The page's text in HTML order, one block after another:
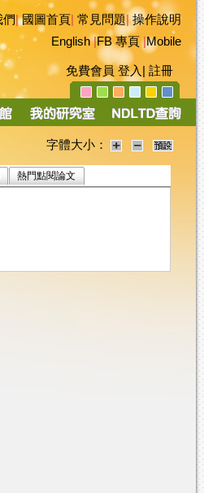
|國圖首頁 常見問題|操作說明
English|FB 專頁|Mobile
免費會員 登入 註冊
字體大小：
熱門點閱論文